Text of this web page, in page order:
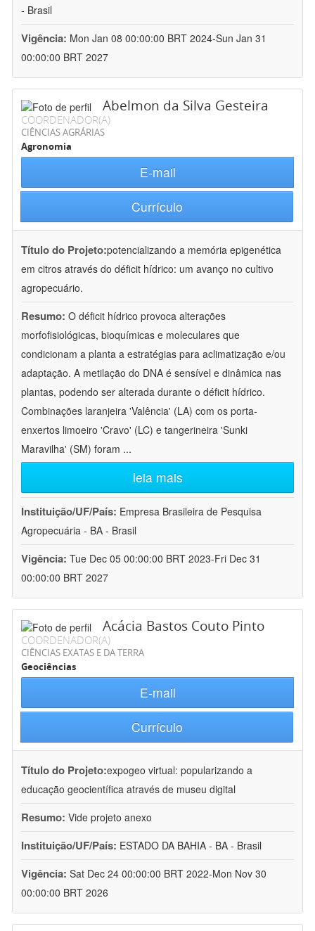
- Brasil
Vigência: Mon Jan 08 00:00:00 BRT 2024-Sun Jan 31
00:00:00 BRT 2027
Abelmon da Silva Gesteira
COORDENADOR(A)
CIÊNCIAS AGRÁRIAS
Agronomia
E-mail
Currículo
Título do Projeto:potencializando a memória epigenética
em citros através do déficit hídrico: um avanço no cultivo
agropecuário.
Resumo: O déficit hídrico provoca alterações
morfofisiológicas, bioquímicas e moleculares que
condicionam a planta a estratégias para aclimatização e/ou
adaptação. A metilação do DNA é sensível e dinâmica nas
plantas, podendo ser alterada durante o déficit hídrico.
Combinações laranjeira 'Valência' (LA) com os porta-
enxertos limoeiro 'Cravo' (LC) e tangerineira 'Sunki
Maravilha' (SM) foram ...
leia mais
Instituição/UF/País: Empresa Brasileira de Pesquisa
Agropecuária - BA - Brasil
Vigência: Tue Dec 05 00:00:00 BRT 2023-Fri Dec 31
00:00:00 BRT 2027
Acácia Bastos Couto Pinto
COORDENADOR(A)
CIÊNCIAS EXATAS E DA TERRA
Geociências
E-mail
Currículo
Título do Projeto:expogeo virtual: popularizando a
educação geocientífica através de museu digital
Resumo: Vide projeto anexo
Instituição/UF/País: ESTADO DA BAHIA - BA - Brasil
Vigência: Sat Dec 24 00:00:00 BRT 2022-Mon Nov 30
00:00:00 BRT 2026